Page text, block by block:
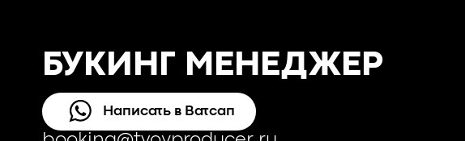
БУКИНГ МЕНЕДЖЕР
Написать в Ватсап